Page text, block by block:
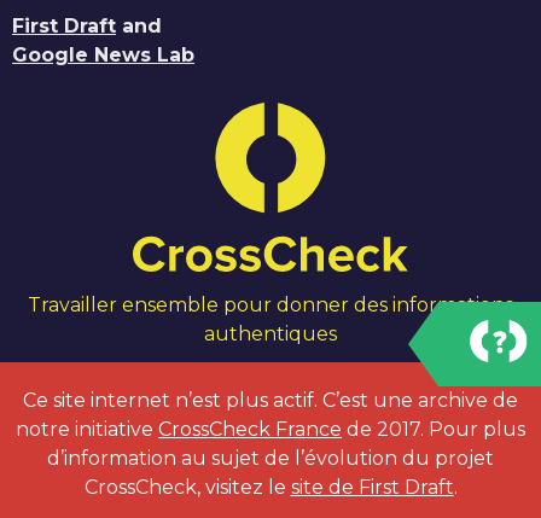
First Draft and
Google News Lab
Travailler ensemble pour donner des informations
authentiques
Ce site internet n’est plus actif. C’est une archive de
notre initiative CrossCheck France de 2017. Pour plus
d’information au sujet de l’évolution du projet
CrossCheck, visitez le site de First Draft.